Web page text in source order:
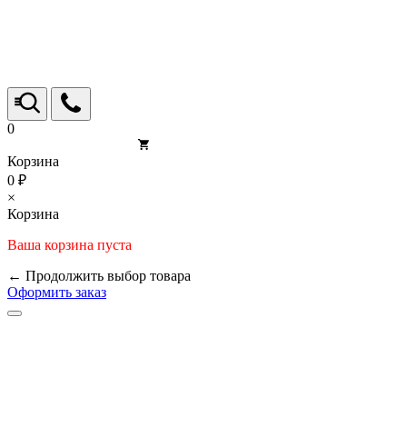
0
Корзина
0 ₽
×
Корзина
Ваша корзина пуста
← Продолжить выбор товара
Оформить заказ